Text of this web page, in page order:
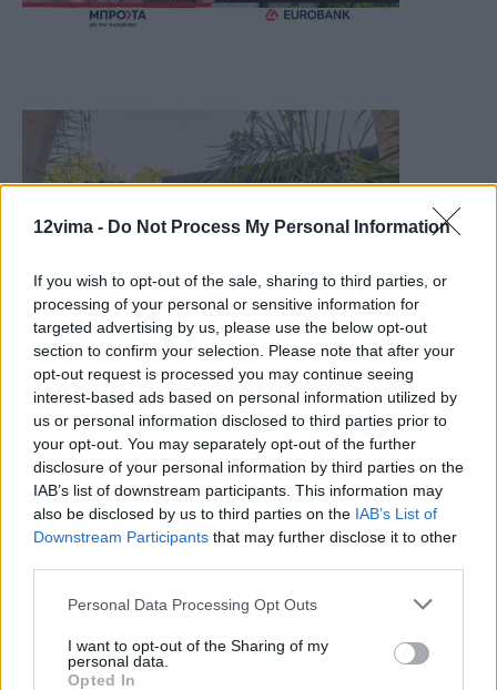
12vima - Do Not Process My Personal Information
If you wish to opt-out of the sale, sharing to third parties, or
processing of your personal or sensitive information for
targeted advertising by us, please use the below opt-out
section to confirm your selection. Please note that after your
opt-out request is processed you may continue seeing
interest-based ads based on personal information utilized by
us or personal information disclosed to third parties prior to
your opt-out. You may separately opt-out of the further
disclosure of your personal information by third parties on the
IAB’s list of downstream participants. This information may
also be disclosed by us to third parties on the IAB’s List of
Downstream Participants that may further disclose it to other
Personal Data Processing Opt Outs
I want to opt-out of the Sharing of my
personal data.
Opted In